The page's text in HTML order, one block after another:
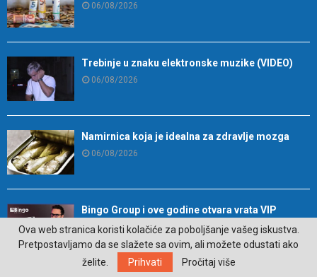
06/08/2026
Trebinje u znaku elektronske muzike (VIDEO)
06/08/2026
Namirnica koja je idealna za zdravlje mozga
06/08/2026
Bingo Group i ove godine otvara vrata VIP
događaja građanima: Osvojite ulaznice za
koncert Petra Graše
06/08/2026
Ova web stranica koristi kolačiće za poboljšanje vašeg iskustva.
Pretpostavljamo da se slažete sa ovim, ali možete odustati ako
želite.
Prihvati Pročitaj više